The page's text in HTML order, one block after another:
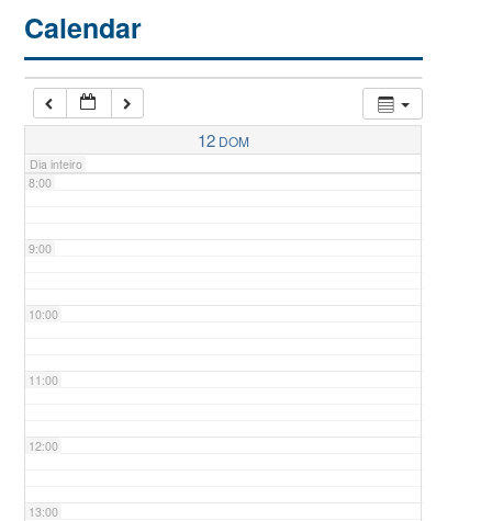
Calendar
12 DOM
Dia inteiro
7:00
8:00
9:00
10:00
11:00
12:00
13:00